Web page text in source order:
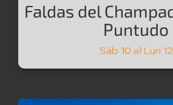
Faldas del
Puntudo
Sáb 10 al Lun 12